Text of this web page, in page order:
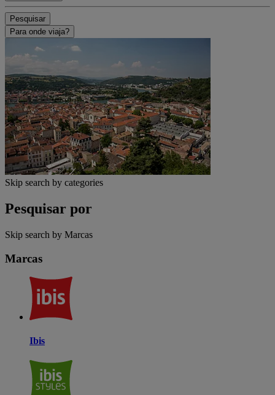
Pesquisar
Para onde viaja?
Skip search by categories
Pesquisar por
Skip search by Marcas
Marcas
Ibis